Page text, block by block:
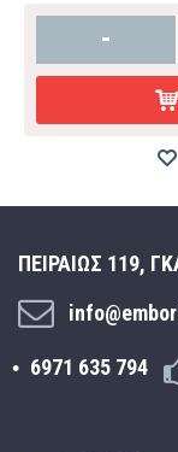
-
ΠΕΙΡΑΙΩΣ 119,
6971 635 794